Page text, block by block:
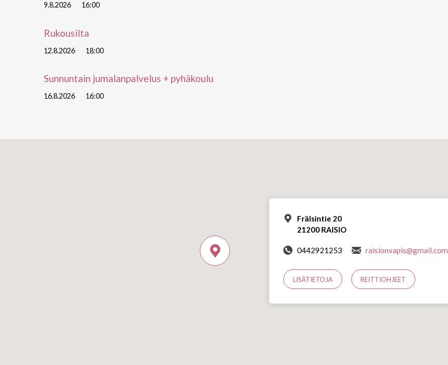
9.8.2026 16:00
Rukousilta
12.8.2026 18:00
Sunnuntain jumalanpalvelus + pyhäkoulu
16.8.2026 16:00
Frälsintie 20
21200 RAISIO
0442921253 raisionvapis@gmail.com
LISÄTIETOJA REITTIOHJEET